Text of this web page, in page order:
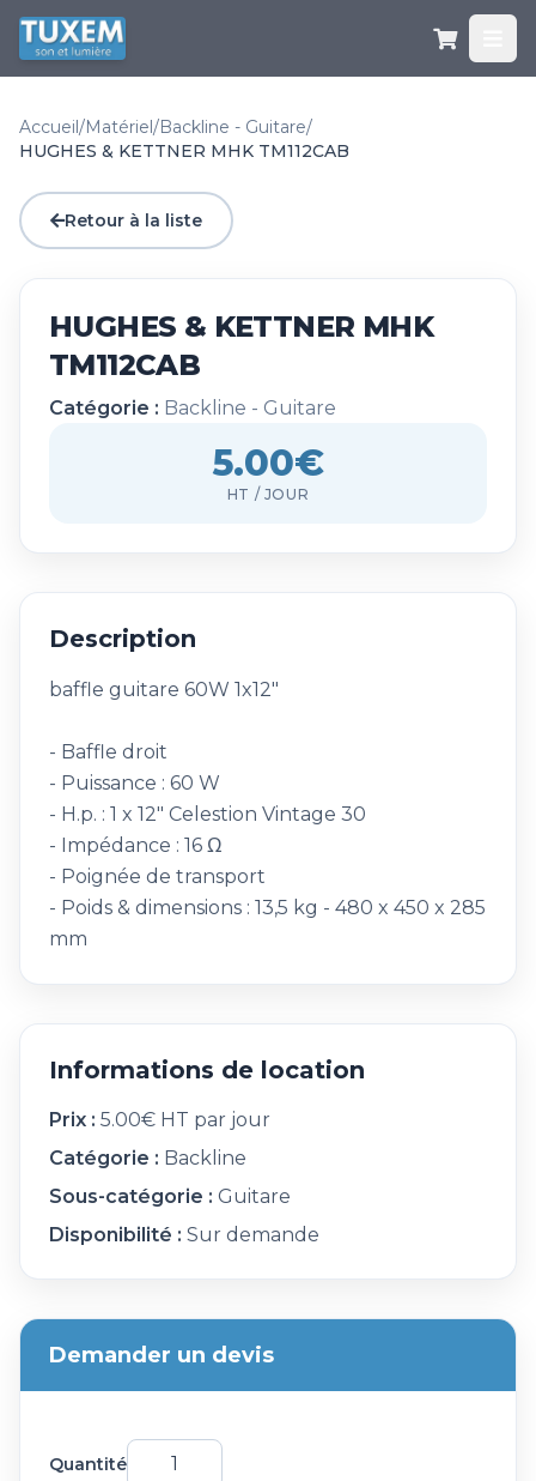
Accueil/Matériel/Backline - Guitare/
HUGHES & KETTNER MHK TM112CAB
Retour à la liste
HUGHES & KETTNER MHK
TM112CAB
Catégorie : Backline - Guitare
5.00€
HT / JOUR
Description
baffle guitare 60W 1x12"
- Baffle droit
- Puissance : 60 W
- H.p. : 1 x 12" Celestion Vintage 30
- Impédance : 16 Ω
- Poignée de transport
- Poids & dimensions : 13,5 kg - 480 x 450 x 285
mm
Informations de location
Prix : 5.00€ HT par jour
Catégorie : Backline
Sous-catégorie : Guitare
Disponibilité : Sur demande
Demander un devis
Quantité